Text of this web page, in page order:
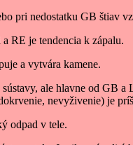
pri nedostatku GB štiav
RE je tendencia k zápalu.
a vytvára kamene.
ale hlavne od
nevyživenie) je
odpad v tele.